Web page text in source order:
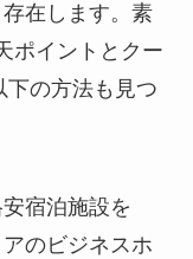
在します。素
ポイントとクー
下の方法も見つ
宿泊施設を
のビジネスホ